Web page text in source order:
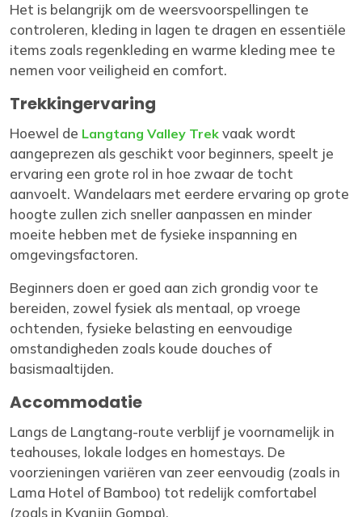
Het is belangrijk om de weersvoorspellingen te
controleren, kleding in lagen te dragen en essentiële
items zoals regenkleding en warme kleding mee te
nemen voor veiligheid en comfort.
Trekkingervaring
Hoewel de Langtang Valley Trek vaak wordt
aangeprezen als geschikt voor beginners, speelt je
ervaring een grote rol in hoe zwaar de tocht
aanvoelt. Wandelaars met eerdere ervaring op grote
hoogte zullen zich sneller aanpassen en minder
moeite hebben met de fysieke inspanning en
omgevingsfactoren.
Beginners doen er goed aan zich grondig voor te
bereiden, zowel fysiek als mentaal, op vroege
ochtenden, fysieke belasting en eenvoudige
omstandigheden zoals koude douches of
basismaaltijden.
Accommodatie
Langs de Langtang-route verblijf je voornamelijk in
teahouses, lokale lodges en homestays. De
voorzieningen variëren van zeer eenvoudig (zoals in
Lama Hotel of Bamboo) tot redelijk comfortabel
(zoals in Kyanjin Gompa).